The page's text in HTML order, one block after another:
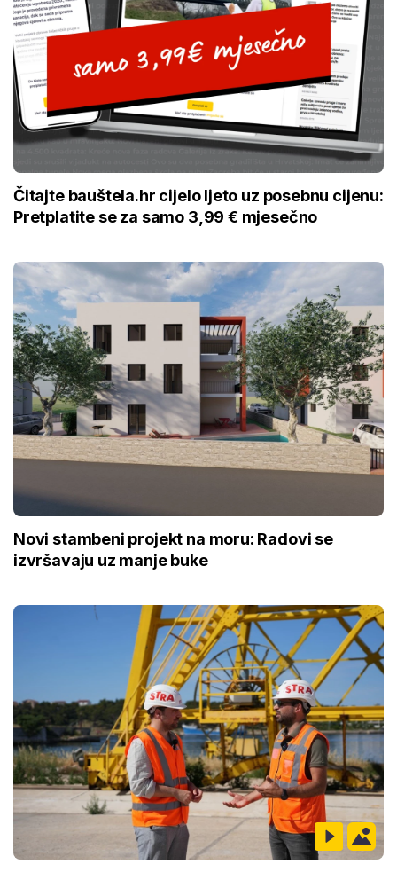
Čitajte bauštela.hr cijelo ljeto uz posebnu cijenu:
Pretplatite se za samo 3,99 € mjesečno
Novi stambeni projekt na moru: Radovi se
izvršavaju uz manje buke